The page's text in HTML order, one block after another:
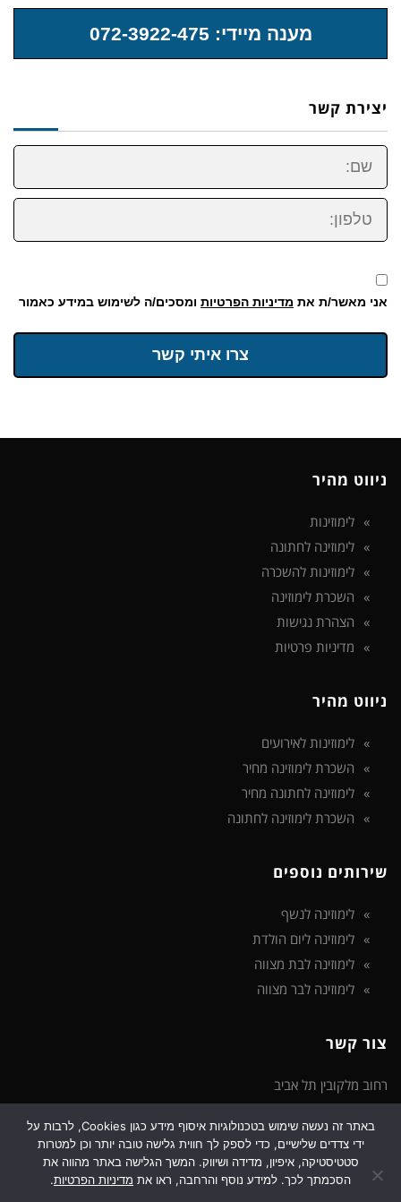
מענה מיידי: 072-3922-475
יצירת קשר
שם:
טלפון:
אני מאשר/ת את מדיניות הפרטיות ומסכים/ה לשימוש במידע כאמור
צרו איתי קשר
ניווט מהיר
לימוזינות
לימוזינה לחתונה
לימוזינות להשכרה
השכרת לימוזינה
הצהרת נגישות
מדיניות פרטיות
ניווט מהיר
לימוזינות לאירועים
השכרת לימוזינה מחיר
לימוזינה לחתונה מחיר
השכרת לימוזינה לחתונה
שירותים נוספים
לימוזינה לנשף
לימוזינה ליום הולדת
לימוזינה לבת מצווה
לימוזינה לבר מצווה
צור קשר
רחוב מלקובין תל אביב
טלפון: 072-3922-475
דוא"ל: support@limozinot.co.il
באתר זה נעשה שימוש בטכנולוגיות איסוף מידע כגון Cookies, לרבות על
ידי צדדים שלישיים, כדי לספק לך חווית גלישה טובה יותר וכן למטרות
סטטיסטיקה, איפיון, מדידה ושיווק. המשך הגלישה באתר מהווה את
הסכמתך לכך. למידע נוסף והרחבה, ראו את מדיניות הפרטיות.